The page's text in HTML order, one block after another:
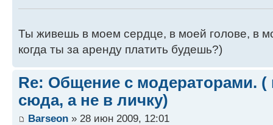
Ты живешь в моем сердце, в моей голове, в
когда ты за аренду платить будешь?)
Re: Общение с модераторами.
сюда, а не в личку)
Barseon » 28 июн 2009, 12:01